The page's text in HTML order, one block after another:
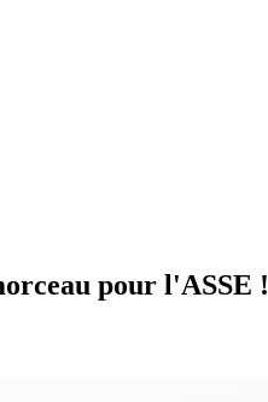
pour l'ASSE !